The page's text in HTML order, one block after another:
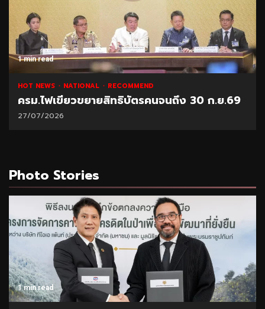
1 min read
HOT NEWS NATIONAL RECOMMEND
ครม.ไฟเขียวขยายสิทธิบัตรคนจนถึง 30 ก.ย.69
27/07/2026
Photo Stories
1 min read